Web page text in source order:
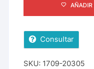
AÑADIR
Consultar
SKU: 1709-20305